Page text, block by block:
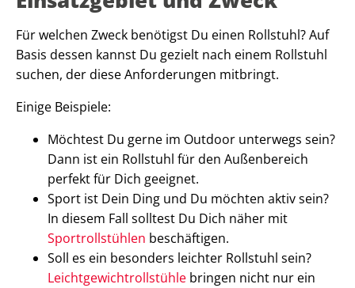
Für welchen Zweck benötigst Du einen Rollstuhl? Auf
Basis dessen kannst Du gezielt nach einem Rollstuhl
suchen, der diese Anforderungen mitbringt.
Einige Beispiele:
Möchtest Du gerne im Outdoor unterwegs sein?
Dann ist ein Rollstuhl für den Außenbereich
perfekt für Dich geeignet.
Sport ist Dein Ding und Du möchten aktiv sein?
In diesem Fall solltest Du Dich näher mit
Sportrollstühlen beschäftigen.
Soll es ein besonders leichter Rollstuhl sein?
Leichtgewichtrollstühle bringen nicht nur ein